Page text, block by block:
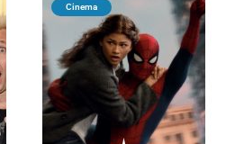
Cinema